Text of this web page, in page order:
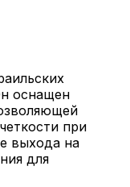
оснащен
при
выхода на
для